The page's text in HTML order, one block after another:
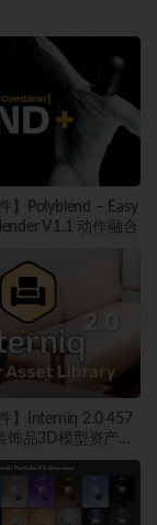
】Polyblend – Easy
V1.1 动作融合
】Interniq 2.0 457
饰品3D模型资产库